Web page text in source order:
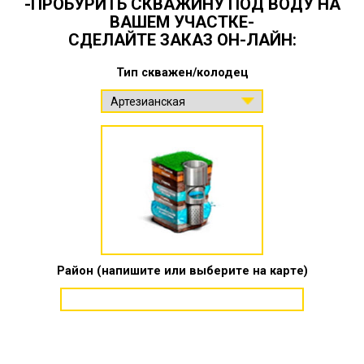
ВАШЕМ УЧАСТКЕ-
СДЕЛАЙТЕ ЗАКАЗ ОН-ЛАЙН:
Тип скважен/колодец
Район (напишите или выберите на карте)